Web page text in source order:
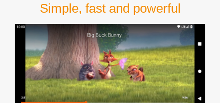
Simple, fast and powerful